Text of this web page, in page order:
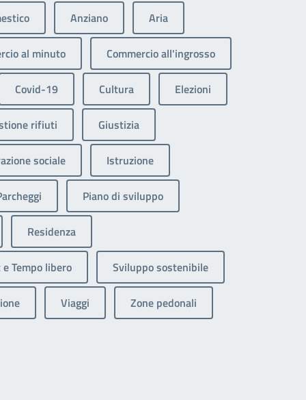
Anziano Aria
al minuto Commercio all'ingrosso
Covid-19 Cultura Elezioni
rifiuti Giustizia
sociale Istruzione
Piano di sviluppo
Residenza
Tempo libero Sviluppo sostenibile
Viaggi Zone pedonali